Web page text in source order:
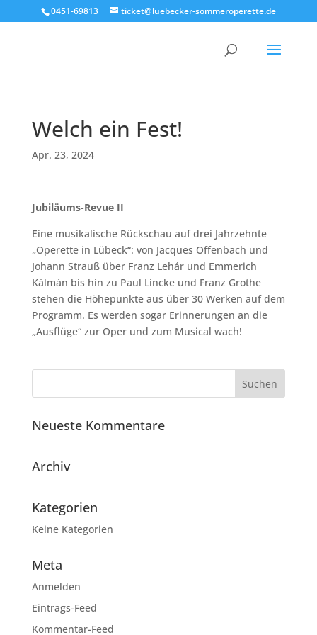
0451-69813 ticket@luebecker-sommeroperette.de
Welch ein Fest!
Apr. 23, 2024
Jubiläums-Revue II
Eine musikalische Rückschau auf drei Jahrzehnte
„Operette in Lübeck“: von Jacques Offenbach und
Johann Strauß über Franz Lehár und Emmerich
Kálmán bis hin zu Paul Lincke und Franz Grothe
stehen die Höhepunkte aus über 30 Werken auf dem
Programm. Es werden sogar Erinnerungen an die
„Ausflüge“ zur Oper und zum Musical wach!
Neueste Kommentare
Archiv
Kategorien
Keine Kategorien
Meta
Anmelden
Eintrags-Feed
Kommentar-Feed